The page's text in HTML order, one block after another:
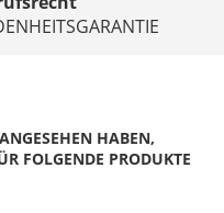
HABEN,
FOLGENDE PRODUKTE